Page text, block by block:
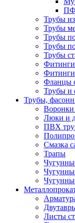
Трубы
Трубы
Трубы
Трубы
Трубы
Фитинги
Фитинги
Фланцы
Трубы и
Трубы,
Воронки
Люки и
ПВХ
Смазка
Трапы
Листы